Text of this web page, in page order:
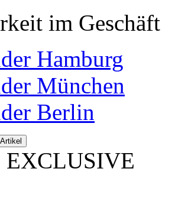
im Geschäft
Hamburg
München
Berlin